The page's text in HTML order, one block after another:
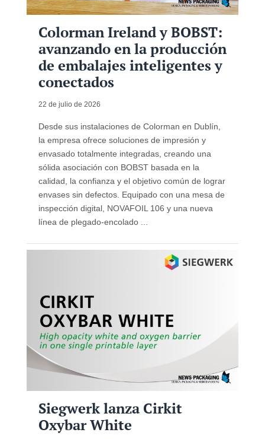
Colorman Ireland y BOBST:
avanzando en la producción
de embalajes inteligentes y
conectados
22 de julio de 2026
Desde sus instalaciones de Colorman en Dublín,
la empresa ofrece soluciones de impresión y
envasado totalmente integradas, creando una
sólida asociación con BOBST basada en la
calidad, la confianza y el objetivo común de lograr
envases sin defectos. Equipado con una mesa de
inspección digital, NOVAFOIL 106 y una nueva
línea de plegado-encolado ...
Siegwerk lanza Cirkit
Oxybar White